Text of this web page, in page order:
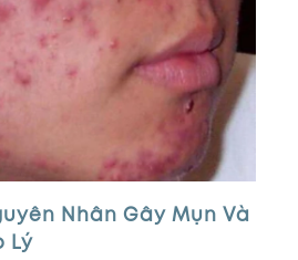
Nhân Gây Mụn Và
Lý